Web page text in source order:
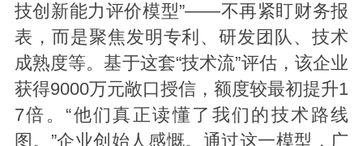
技创新能力评价模型”——不再紧盯财务报
表，而是聚焦发明专利、研发团队、技术
成熟度等。基于这套“技术流”评估，该企业
获得9000万元敞口授信，额度较最初提升1
7倍。“他们真正读懂了我们的技术路线
图。”企业创始人感慨。通过这一模型，广